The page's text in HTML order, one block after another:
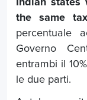
Indian
the same tax
percentuale
Governo
entrambi il
le due parti.